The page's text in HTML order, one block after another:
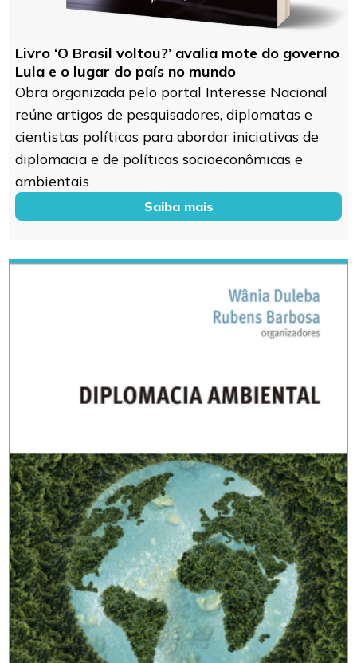
Livro ‘O Brasil voltou?’ avalia mote do governo
Lula e o lugar do país no mundo
Obra organizada pelo portal Interesse Nacional
reúne artigos de pesquisadores, diplomatas e
cientistas políticos para abordar iniciativas de
diplomacia e de políticas socioeconômicas e
ambientais
Saiba mais